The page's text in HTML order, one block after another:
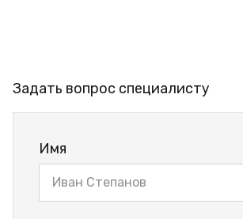
Задать вопрос специалисту
Имя